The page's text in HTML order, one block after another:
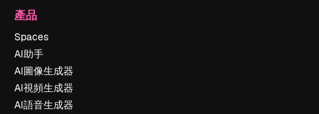
產品
Spaces
AI助手
AI圖像生成器
AI視頻生成器
AI語音生成器